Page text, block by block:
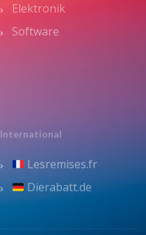
Elektronik
Software
International
Lesremises.fr
Dierabatt.de